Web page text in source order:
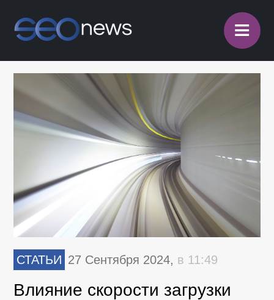
≡
СТАТЬИ 27 Сентября 2024, в 11:49
Влияние скорости загрузки